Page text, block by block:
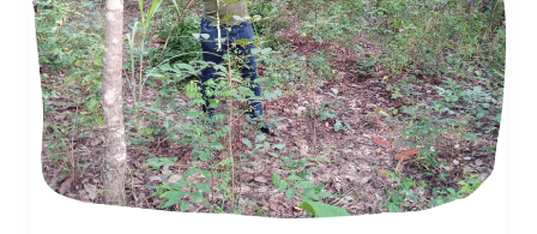
souris
au
Bénin
:
un
enjeu